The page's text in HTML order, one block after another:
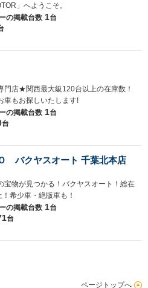
」へようこそ。
の掲載台数 1台
門店★関西最大級120台以上の在庫数！
車もお探しいたします!
の掲載台数 1台
台
バクヤスオート 千葉北本店
宝物が見つかる！バクヤスオート！総在
希少車・絶版車も！
の掲載台数 1台
台
ページトップへ